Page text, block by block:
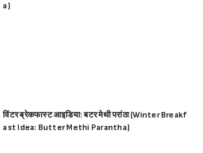
a)
विंटर ब्रेकफास्ट आइडिया: बटर मेथी परांठा (Winter Breakf
ast Idea: Butter Methi Parantha)